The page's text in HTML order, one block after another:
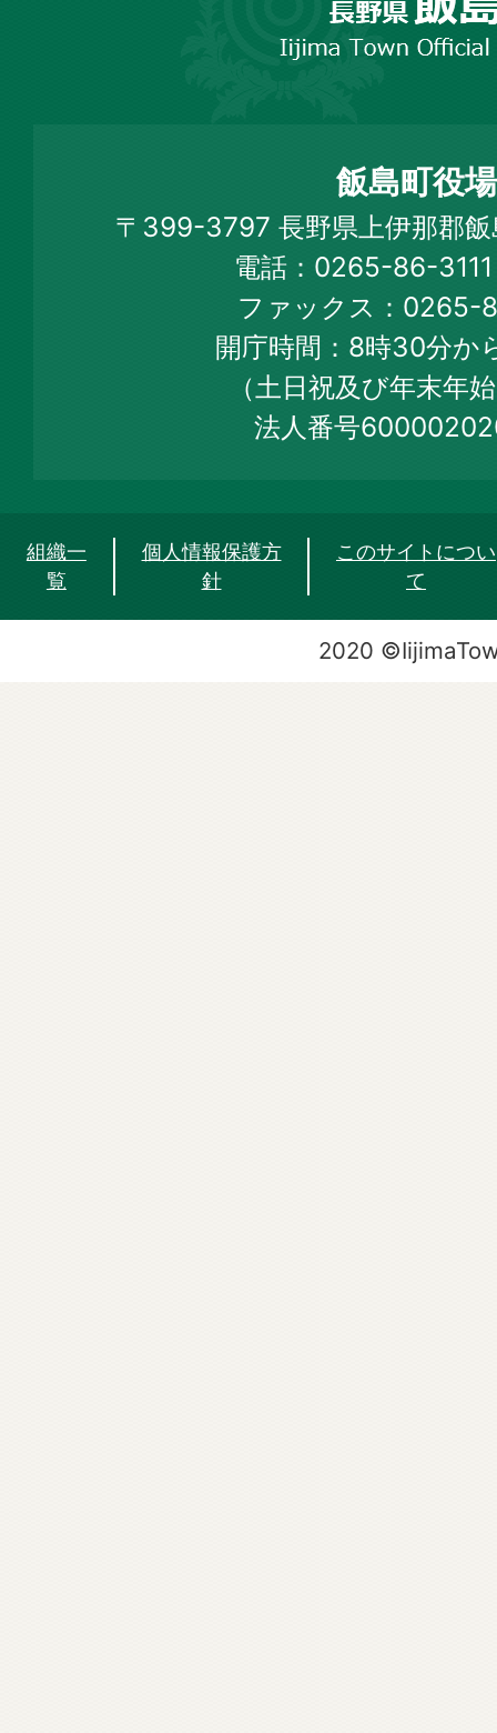
Town
Official
Web
Site
飯島町役場
〒399-3797 長野県上伊那郡
電話：0265-86-
ファックス：0265-
開庁時間：8時30分か
（土日祝及び年末年
法人番号
組織一
覧
個人情報保護方
針
このサイトについ
て
2020